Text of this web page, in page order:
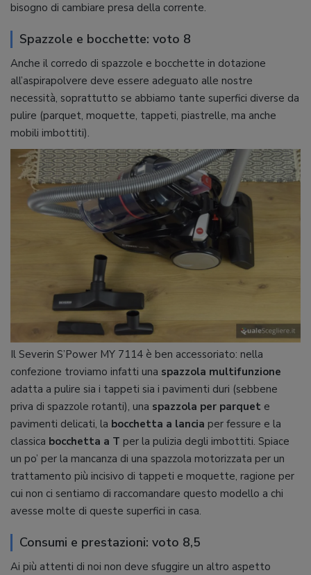
bisogno di cambiare presa della corrente.
Spazzole e bocchette: voto 8
Anche il corredo di spazzole e bocchette in dotazione
all’aspirapolvere deve essere adeguato alle nostre
necessità, soprattutto se abbiamo tante superfici diverse da
pulire (parquet, moquette, tappeti, piastrelle, ma anche
mobili imbottiti).
Il Severin S’Power MY 7114 è ben accessoriato: nella
confezione troviamo infatti una spazzola multifunzione
adatta a pulire sia i tappeti sia i pavimenti duri (sebbene
priva di spazzole rotanti), una spazzola per parquet e
pavimenti delicati, la bocchetta a lancia per fessure e la
classica bocchetta a T per la pulizia degli imbottiti. Spiace
un po’ per la mancanza di una spazzola motorizzata per un
trattamento più incisivo di tappeti e moquette, ragione per
cui non ci sentiamo di raccomandare questo modello a chi
avesse molte di queste superfici in casa.
Consumi e prestazioni: voto 8,5
Ai più attenti di noi non deve sfuggire un altro aspetto